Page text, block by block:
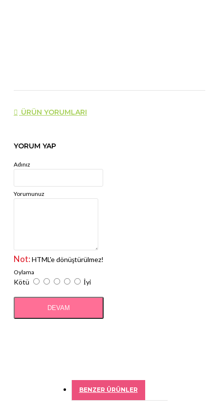
ÜRÜN YORUMLARI
YORUM YAP
Adınız
Yorumunuz
Not:HTML'e dönüştürülmez!
Oylama
Kötü İyi
DEVAM
BENZER ÜRÜNLER